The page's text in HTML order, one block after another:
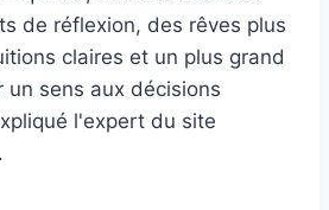
de réflexion, des rêves plus
claires et un plus grand
un sens aux décisions
l'expert du site